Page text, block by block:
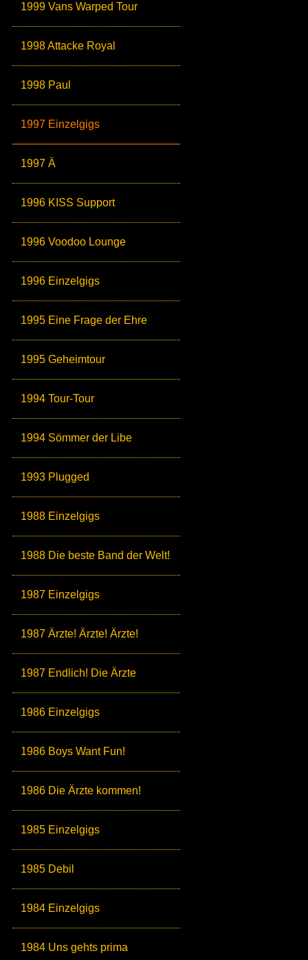
1999 Vans Warped Tour
1998 Attacke Royal
1998 Paul
1997 Einzelgigs
1997 Ä
1996 KISS Support
1996 Voodoo Lounge
1996 Einzelgigs
1995 Eine Frage der Ehre
1995 Geheimtour
1994 Tour-Tour
1994 Sömmer der Libe
1993 Plugged
1988 Einzelgigs
1988 Die beste Band der Welt!
1987 Einzelgigs
1987 Ärzte! Ärzte! Ärzte!
1987 Endlich! Die Ärzte
1986 Einzelgigs
1986 Boys Want Fun!
1986 Die Ärzte kommen!
1985 Einzelgigs
1985 Debil
1984 Einzelgigs
1984 Uns gehts prima